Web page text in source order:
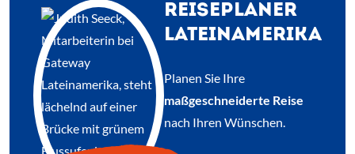
REISEPLANER
LATEINAMERIKA
Planen Sie Ihre
maßgeschneiderte Reise
nach Ihren Wünschen.